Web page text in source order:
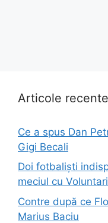
Articole recente
Ce a spus Dan
Gigi Becali
Doi fotbaliști
meciul cu Voluntari
Contre după ce
Marius Baciu